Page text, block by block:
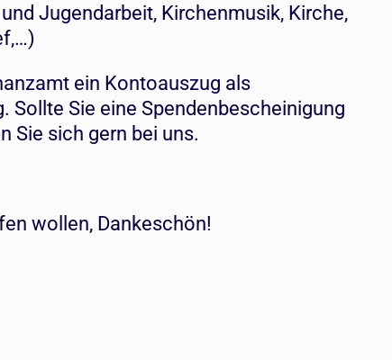
Jugendarbeit, Kirchenmusik, Kirche,
ein Kontoauszug als
Sollte Sie eine Spendenbescheinigung
Sie sich gern bei uns.
wollen, Dankeschön!